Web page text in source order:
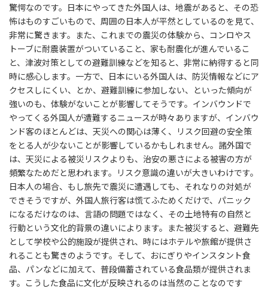
驚愕なのです。日本にやってきた外国人は、地震があると、その恐
怖はものすごいもので、周囲の日本人が平然としているのを見て、
非常に驚きます。また、これまでの震災の体験から、コンロやス
トーブに耐震装置がついていること、家も耐震化が進んでいるこ
と、津波対策としての避難訓練などを知ると、非常に納得すると同
時に感心します。一方で、日本にいる外国人は、防災情報などにア
クセスしにくい、とか、避難訓練に参加しない、といった傾向が
強いのも、体験がないことが影響してそうです。インバウンドで
やってくる外国人が遭難するニュースが時々ありますが、インバウ
ンド客のほとんどは、天災への関心は薄く、リスク回避の安全策
をとる人が少ないことが影響しているかもしれません。諸外国で
は、天災による被災リスクよりも、治安の悪さによる被害の方が
頻繁なためだと思われます。リスク意識の違いが大きいわけです。
日本人の場合、もし旅先で震災に遭遇しても、それなりの対処が
できそうですが、外国人旅行客は慌てふためくだけで、パニック
になるだけなのは、言語の問題ではなく、その土地特有の自然と
行動という文化的背景の違いによります。また被災すると、避難先
として学校や公的施設が提供され、時にはホテルや旅館が提供さ
れることも驚きのようです。そして、おにぎりやインスタント食
品、パンなどに加えて、普段備蓄されている食品類が提供されま
す。こうした食品に文化が反映されるのは当然のことなのです